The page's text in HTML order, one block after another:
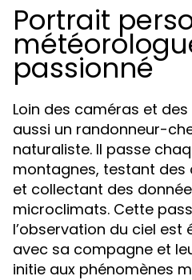
Portrait
passionné
Loin des caméras et
aussi un randonneur-
naturaliste. Il passe
montagnes, testant
et collectant des
microclimats. Cette
l’observation du ciel
avec sa compagne et
initie aux phénomènes